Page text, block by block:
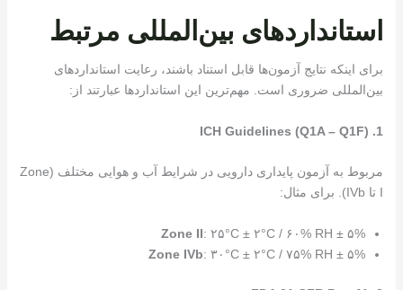
استانداردهای بین‌المللی مرتبط
برای اینکه نتایج آزمون‌ها قابل استناد باشند، رعایت استانداردهای
بین‌المللی ضروری است. مهم‌ترین این استانداردها عبارتند از:
1. ICH Guidelines (Q1A – Q1F)
مربوط به آزمون پایداری دارویی در شرایط آب و هوایی مختلف (Zone
I تا IVb). برای مثال:
Zone II: ۲۵°C ± ۲°C / ۶۰% RH ± ۵%
Zone IVb: ۳۰°C ± ۲°C / ۷۵% RH ± ۵%